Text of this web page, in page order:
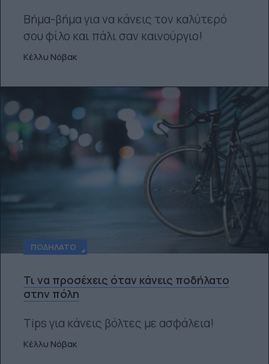
Βήμα-βήμα για να κάνεις τον καλύτερό
σου φίλο και πάλι σαν καινούργιο!
Κέλλυ Νόβακ
ΠΟΔΉΛΑΤΟ
Τι να προσέχεις όταν κάνεις ποδήλατο
στην πόλη
Tips για κάνεις βόλτες με ασφάλεια!
Κέλλυ Νόβακ